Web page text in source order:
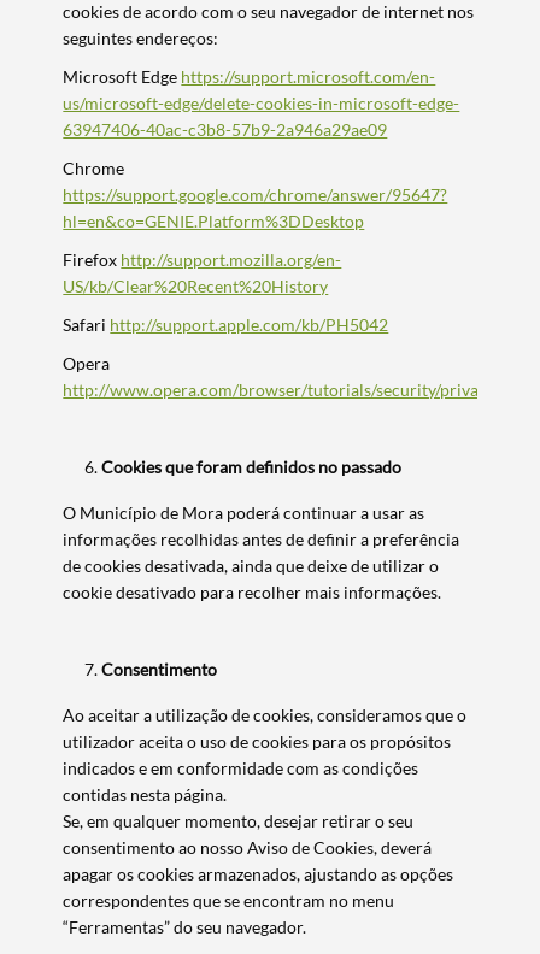
cookies de acordo com o seu navegador de internet nos
seguintes endereços:
Microsoft Edge https://support.microsoft.com/en-
us/microsoft-edge/delete-cookies-in-microsoft-edge-
63947406-40ac-c3b8-57b9-2a946a29ae09
Chrome
https://support.google.com/chrome/answer/95647?
hl=en&co=GENIE.Platform%3DDesktop
Firefox http://support.mozilla.org/en-
US/kb/Clear%20Recent%20History
Safari http://support.apple.com/kb/PH5042
Opera
http://www.opera.com/browser/tutorials/security/privacy/
Cookies que foram definidos no passado
O Município de Mora poderá continuar a usar as
informações recolhidas antes de definir a preferência
de cookies desativada, ainda que deixe de utilizar o
cookie desativado para recolher mais informações.
Consentimento
Ao aceitar a utilização de cookies, consideramos que o
utilizador aceita o uso de cookies para os propósitos
indicados e em conformidade com as condições
contidas nesta página.
Se, em qualquer momento, desejar retirar o seu
consentimento ao nosso Aviso de Cookies, deverá
apagar os cookies armazenados, ajustando as opções
correspondentes que se encontram no menu
“Ferramentas” do seu navegador.